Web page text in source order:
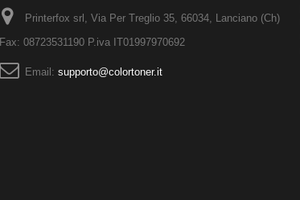
Printerfox srl, Via Per Treglio 35, 66034, Lanciano (Ch)
Fax: 08723531190 P.iva IT01997970692
Email: supporto@colortoner.it